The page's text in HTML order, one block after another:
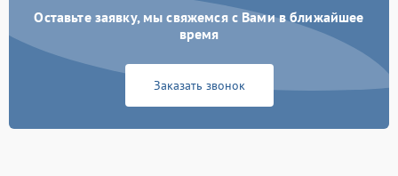
Оставьте заявку, мы свяжемся с Вами в ближайшее
время
Заказать звонок